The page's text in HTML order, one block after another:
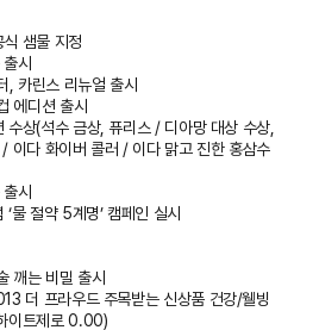
샘물 지정
시
, 카린스 리뉴얼 출시
에디션 출시
상(석수 금상, 퓨리스 / 디아망 대상 수상,
이다 화이버 콜러 / 이다 맑고 진한 홍삼수
시
물 절약 5계명’ 캠페인 실시
깨는 비밀 출시
더 프라우드 주목받는 신상품 건강/웰빙
이트제로 0.00)